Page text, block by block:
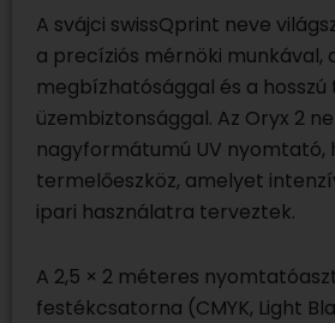
A svájci swissQprint neve
a precíziós mérnöki munkával,
megbízhatósággal és a hosszú
üzembiztonsággal. Az Oryx 2
nagyformátumú UV nyomtató,
termelőeszköz, amelyet
ipari használatra terveztek.
A 2,5 × 2 méteres
festékcsatorna (CMYK, Light